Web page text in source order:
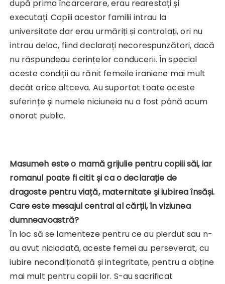
după prima încarcerare, erau rearestați și
executați. Copiii acestor familii intrau la
universitate dar erau urmăriți și controlați, ori nu
intrau deloc, fiind declarați necorespunzători, dacă
nu răspundeau cerințelor conducerii. În special
aceste condiții au rănit femeile iraniene mai mult
decât orice altceva. Au suportat toate aceste
suferințe și numele niciuneia nu a fost până acum
onorat public.
Masumeh este o mamă grijulie pentru copiii săi, iar
romanul poate fi citit și ca o declarație de
dragoste pentru viață, maternitate și iubirea însăși.
Care este mesajul central al cărții, în viziunea
dumneavoastră?
În loc să se lamenteze pentru ce au pierdut sau n-
au avut niciodată, aceste femei au perseverat, cu
iubire necondiționată și integritate, pentru a obține
mai mult pentru copiii lor. S-au sacrificat